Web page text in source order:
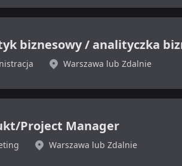
biznesowy / analityczka
Warszawa lub Zdalnie
Project Manager
Warszawa lub Zdalnie